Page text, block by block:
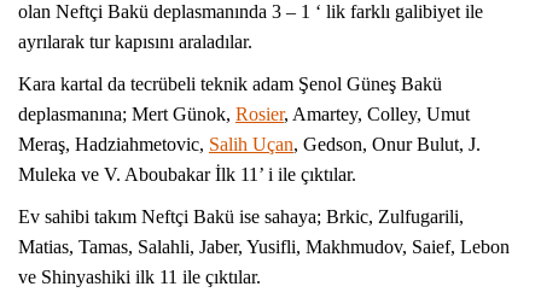
olan Neftçi Bakü deplasmanında 3 – 1 ‘ lik farklı galibiyet ile
ayrılarak tur kapısını araladılar.
Kara kartal da tecrübeli teknik adam Şenol Güneş Bakü
deplasmanına; Mert Günok, Rosier, Amartey, Colley, Umut
Meraş, Hadziahmetovic, Salih Uçan, Gedson, Onur Bulut, J.
Muleka ve V. Aboubakar İlk 11’ i ile çıktılar.
Ev sahibi takım Neftçi Bakü ise sahaya; Brkic, Zulfugarili,
Matias, Tamas, Salahli, Jaber, Yusifli, Makhmudov, Saief, Lebon
ve Shinyashiki ilk 11 ile çıktılar.